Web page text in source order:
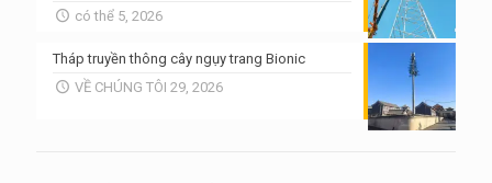
có thể 5, 2026
Tháp truyền thông cây ngụy trang Bionic
VỀ CHÚNG TÔI 29, 2026